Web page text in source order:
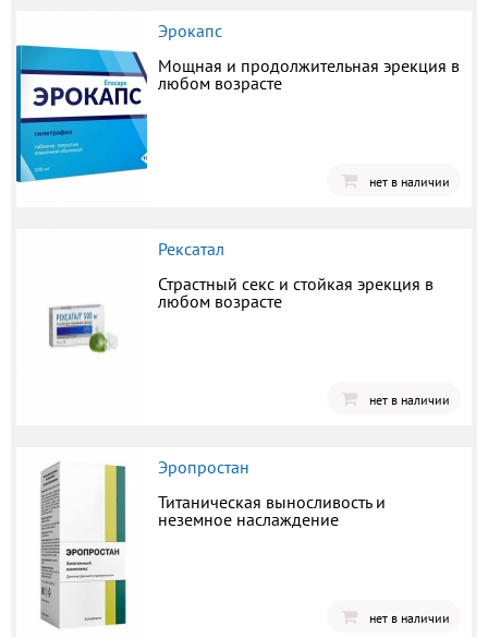
Эрокапс
Мощная и продолжительная эрекция в
любом возрасте
нет в наличии
Рексатал
Страстный секс и стойкая эрекция в
любом возрасте
нет в наличии
Эропростан
Титаническая выносливость и
неземное наслаждение
нет в наличии